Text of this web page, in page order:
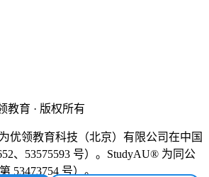
教育 · 版权所有
优领教育科技（北京）有限公司在中国
、53575593 号）。StudyAU® 为同公
53473754 号）。